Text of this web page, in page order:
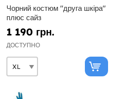
Чорний костюм "друга шкіра"
плюс сайз
1 190 грн.
ДОСТУПНО